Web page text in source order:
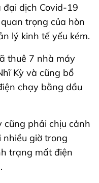
dịch Covid-19
trọng của hòn
lý kinh tế yếu kém.
thuê 7 nhà máy
Kỳ và cũng bổ
chạy bằng dầu
phải chịu cảnh
nhiều giờ trong
trạng mất điện